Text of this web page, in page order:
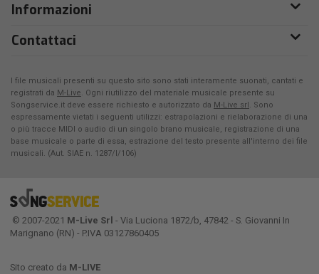
Informazioni
Contattaci
I file musicali presenti su questo sito sono stati interamente suonati, cantati e
registrati da M-Live . Ogni riutilizzo del materiale musicale presente su
Songservice.it deve essere richiesto e autorizzato da M-Live srl . Sono
espressamente vietati i seguenti utilizzi: estrapolazioni e rielaborazione di una
o più tracce MIDI o audio di un singolo brano musicale, registrazione di una
base musicale o parte di essa, estrazione del testo presente all'interno dei file
musicali. (Aut. SIAE n. 1287/I/106)
© 2007-2021 M-Live Srl - Via Luciona 1872/b, 47842 - S. Giovanni In
Marignano (RN) - P.IVA 03127860405
Sito creato da M-LIVE